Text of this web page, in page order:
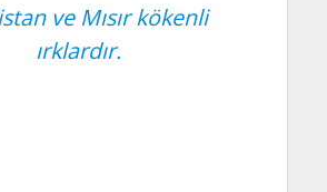
ve Mısır kökenli
ırklardır.